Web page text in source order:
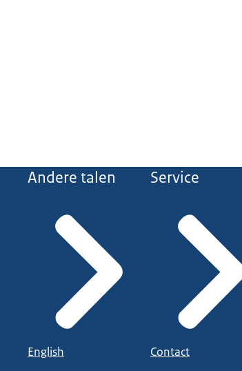
Andere talen
English
Service
Contact